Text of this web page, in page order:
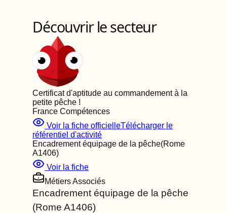
Découvrir le secteur
Certificat d'aptitude au commandement à la
petite pêche !
France Compétences
Voir la fiche officielleTélécharger le
référentiel d'activité
Encadrement équipage de la pêche(Rome
A1406)
Voir la fiche
Métiers Associés
Encadrement équipage de la pêche
(Rome A1406)